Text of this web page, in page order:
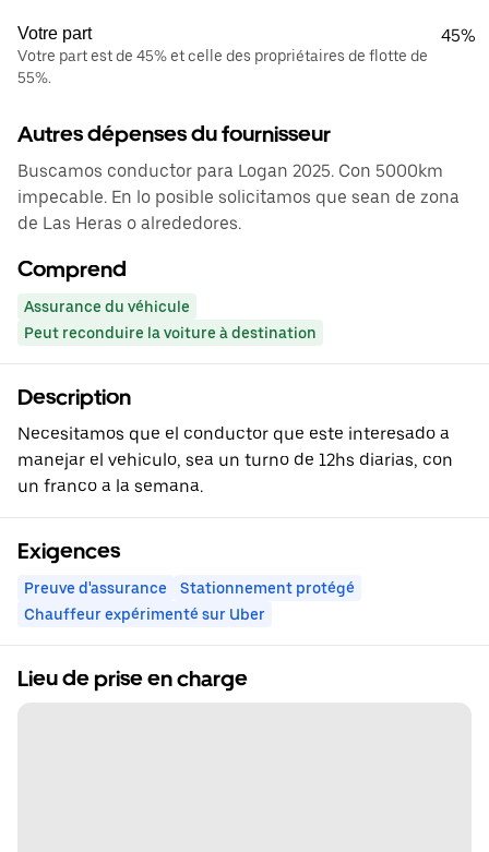
Votre part
Votre part est de 45% et celle des propriétaires de flotte de
55%.
45%
Autres dépenses du fournisseur
Buscamos conductor para Logan 2025. Con 5000km
impecable. En lo posible solicitamos que sean de zona
de Las Heras o alrededores.
Comprend
Assurance du véhicule
Peut reconduire la voiture à destination
Description
Necesitamos que el conductor que este interesado a
manejar el vehiculo, sea un turno de 12hs diarias, con
un franco a la semana.
Exigences
Preuve d'assurance
Stationnement protégé
Chauffeur expérimenté sur Uber
Lieu de prise en charge